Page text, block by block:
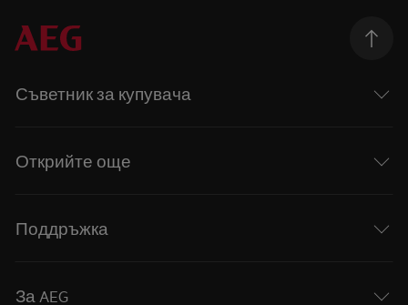
Съветник за купувача
Открийте още
Поддръжка
За AEG